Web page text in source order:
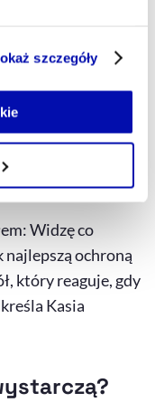
plików cookie,
np. we
po wybraniu opcji
szczegóły
jak i wśród
Widzę co
najlepszą ochroną
który reaguje, gdy
Kasia